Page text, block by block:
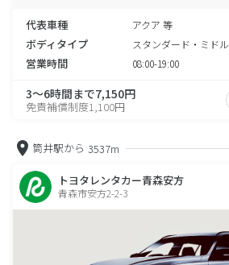
代表車種 アクア 等
ボディタイプ スタンダード・ミドル
営業時間 08:00-19:00
3～6時間まで7,150円
免責補償制度1,100円
筒井駅から 3537m
トヨタレンタカー青森安方
青森市安方2-2-3